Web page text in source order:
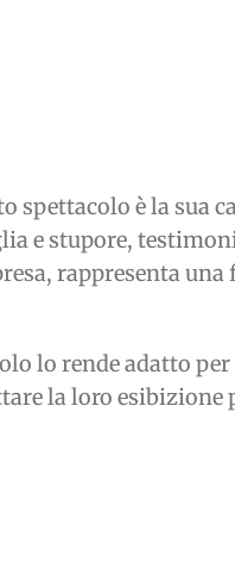
spettacolo è la sua
e stupore,
rappresenta
lo rende adatto
la loro